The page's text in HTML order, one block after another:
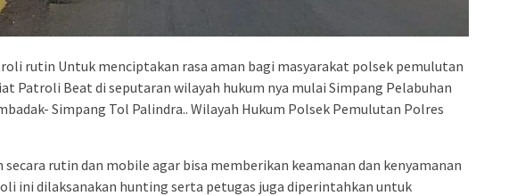
rutin Untuk menciptakan rasa aman bagi masyarakat polsek pemulutan
Patroli Beat di seputaran wilayah hukum nya mulai Simpang Pelabuhan
Simpang Tol Palindra.. Wilayah Hukum Polsek Pemulutan Polres
secara rutin dan mobile agar bisa memberikan keamanan dan kenyamanan
ini dilaksanakan hunting serta petugas juga diperintahkan untuk